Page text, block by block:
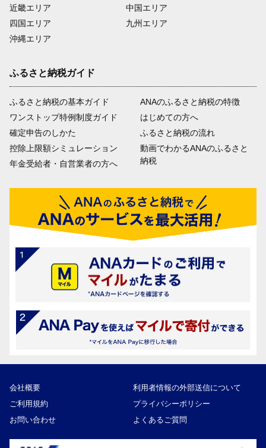
近畿エリア
四国エリア
沖縄エリア
中国エリア
九州エリア
ふるさと納税ガイド
ふるさと納税の基本ガイド
ワンストップ特例制度ガイド
確定申告のしかた
控除上限額シミュレーション
年金受給者・自営業者の方へ
ANAのふるさと納税の特徴
はじめての方へ
ふるさと納税の流れ
動画でわかるANAのふるさと
納税
会社概要
利用者情報の外部送信について
ご利用規約
プライバシーポリシー
お問い合わせ
よくあるご質問